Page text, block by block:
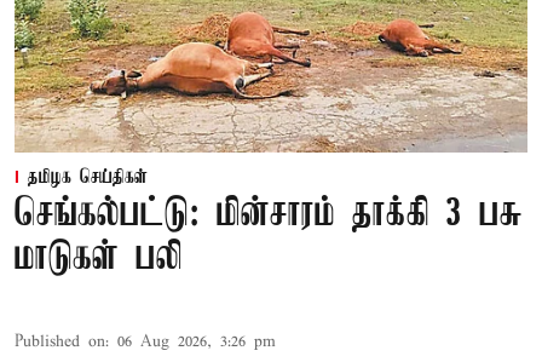
தமிழக செய்திகள்
செங்கல்பட்டு: மின்சாரம் தாக்கி 3 பசு
மாடுகள் பலி
Published on: 06 Aug 2026, 3:26 pm